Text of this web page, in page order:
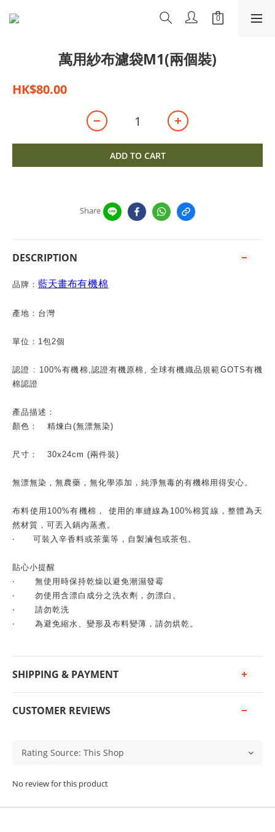
萬用紗布濾袋M1(兩個裝)
HK$80.00
ADD TO CART
Share
DESCRIPTION
品牌： 藍天畫布有機棉
產地：台灣
單位： 1包2個
認證 : 100%有機棉,認證有機原棉 , 全球有機織品規範GOTS有機
棉認證
產品描述：
顏色：
精煉白 (無漂無染)
尺寸： 30x24cm (兩件裝)
無漂無染，無農藥，無化學添加，純淨無毒的有機棉用得安心。
布料使用 100%有機棉， 使用的車縫線為 100%棉質線，整體為天
然材質，可丟入鍋內蒸煮。
‧
可裝入辛香料或茶葉等，自製滷包或茶包。
貼心小提醒
‧
無使用時保持乾燥以避免潮濕發霉
‧
勿使用含漂白成分之洗衣劑，勿漂白。
‧
請勿乾洗
‧
為避免縮水、變形及布料變薄，請勿烘乾。
SHIPPING & PAYMENT
CUSTOMER REVIEWS
No review for this product